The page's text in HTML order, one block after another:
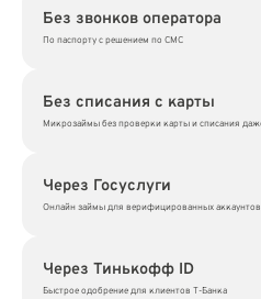
Без звонков оператора
По паспорту с решением по СМС
Без списания с карты
Микрозаймы без проверки карты и списания
Через Госуслуги
Онлайн займы для верифицированных аккаунтов
Через Тинькофф ID
Быстрое одобрение для клиентов Т-Банка